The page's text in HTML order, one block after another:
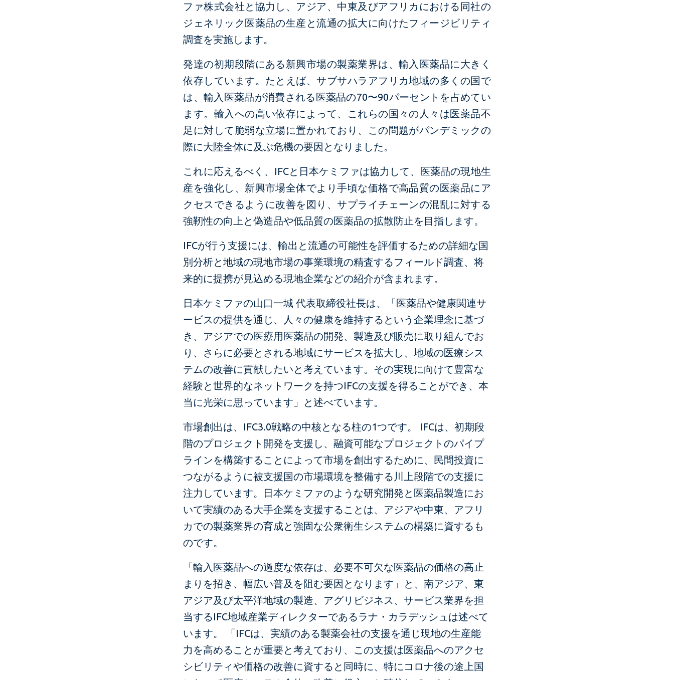
ファ株式会社と協力し、アジア、中東及びアフリカにおける同社の
ジェネリック医薬品の生産と流通の拡大に向けたフィージビリティ
調査を実施します。
発達の初期段階にある新興市場の製薬業界は、輸入医薬品に大きく
依存しています。たとえば、サブサハラアフリカ地域の多くの国で
は、輸入医薬品が消費される医薬品の70〜90パーセントを占めてい
ます。輸入への高い依存によって、これらの国々の人々は医薬品不
足に対して脆弱な立場に置かれており、この問題がパンデミックの
際に大陸全体に及ぶ危機の要因となりました。
これに応えるべく、IFCと日本ケミファは協力して、医薬品の現地生
産を強化し、新興市場全体でより手頃な価格で高品質の医薬品にア
クセスできるように改善を図り、サプライチェーンの混乱に対する
強靭性の向上と偽造品や低品質の医薬品の拡散防止を目指します。
IFCが行う支援には、輸出と流通の可能性を評価するための詳細な国
別分析と地域の現地市場の事業環境の精査するフィールド調査、将
来的に提携が見込める現地企業などの紹介が含まれます。
日本ケミファの山口一城 代表取締役社長は、「医薬品や健康関連サ
ービスの提供を通じ、人々の健康を維持するという企業理念に基づ
き、アジアでの医療用医薬品の開発、製造及び販売に取り組んでお
り、さらに必要とされる地域にサービスを拡大し、地域の医療シス
テムの改善に貢献したいと考えています。その実現に向けて豊富な
経験と世界的なネットワークを持つIFCの支援を得ることができ、本
当に光栄に思っています」と述べています。
市場創出は、IFC3.0戦略の中核となる柱の1つです。 IFCは、初期段
階のプロジェクト開発を支援し、融資可能なプロジェクトのパイプ
ラインを構築することによって市場を創出するために、民間投資に
つながるように被支援国の市場環境を整備する川上段階での支援に
注力しています。日本ケミファのような研究開発と医薬品製造にお
いて実績のある大手企業を支援することは、アジアや中東、アフリ
カでの製薬業界の育成と強固な公衆衛生システムの構築に資するも
のです。
「輸入医薬品への過度な依存は、必要不可欠な医薬品の価格の高止
まりを招き、幅広い普及を阻む要因となります」と、南アジア、東
アジア及び太平洋地域の製造、アグリビジネス、サービス業界を担
当するIFC地域産業ディレクターであるラナ・カラデッシュは述べて
います。 「IFCは、実績のある製薬会社の支援を通じ現地の生産能
力を高めることが重要と考えており、この支援は医薬品へのアクセ
シビリティや価格の改善に資すると同時に、特にコロナ後の途上国